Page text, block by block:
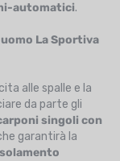
automatici.
La Sportiva
alle spalle e la
da parte gli
singoli con
garantirà la